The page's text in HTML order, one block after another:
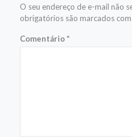
O seu endereço de e-mail não
obrigatórios são marcados com
Comentário*